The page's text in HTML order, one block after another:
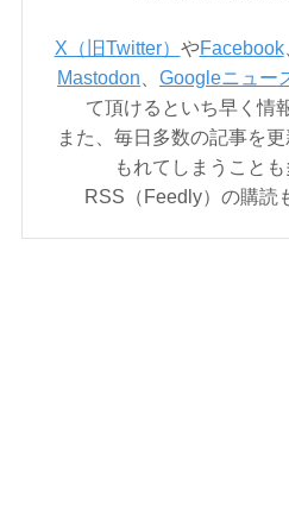
X（旧Twitter） やFacebook
Mastodon
Googleニュー
て頂けるといち早く情
また、毎日多数の記事を
もれてしまうことも
RSS（Feedly）の購読